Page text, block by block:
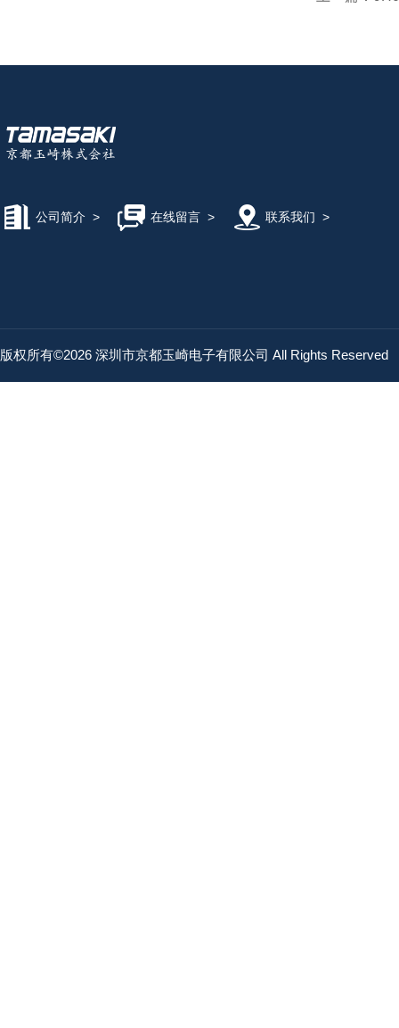
公司简介 > 在线留言> 联系我们 >
版权所有©2026 深圳市京都玉崎电子有限公司 All Rights Reserved